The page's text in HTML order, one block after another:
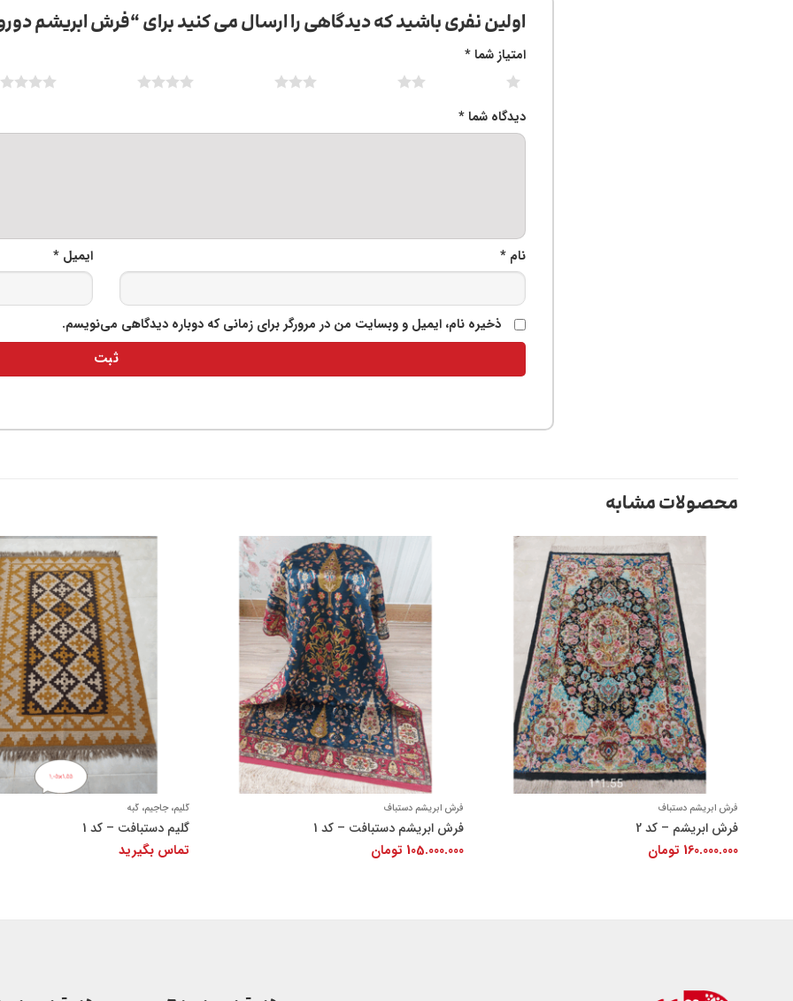
اولین نفری باشید که دیدگاهی را ارسال می کنید برای “فرش ابریشم دورو
امتیاز شما*
دیدگاه شما*
نام* ایمیل*
ذخیره نام، ایمیل و وبسایت من در مرورگر برای زمانی که دوباره دیدگاهی می‌نویسم.
محصولات مشابه
فرش ابریشم دستباف
فرش ابریشم – کد 2
160.000.000 تومان
فرش ابریشم دستباف
فرش ابریشم دستبافت – کد 1
105.000.000 تومان
گلیم، جاجیم، گبه
گلیم دستبافت – کد 1
تماس بگیرید